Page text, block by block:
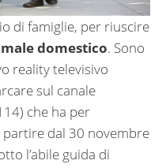
di famiglie, per riuscire
domestico. Sono
reality televisivo
sul canale
che ha per
dal 30 novembre
l’abile guida di